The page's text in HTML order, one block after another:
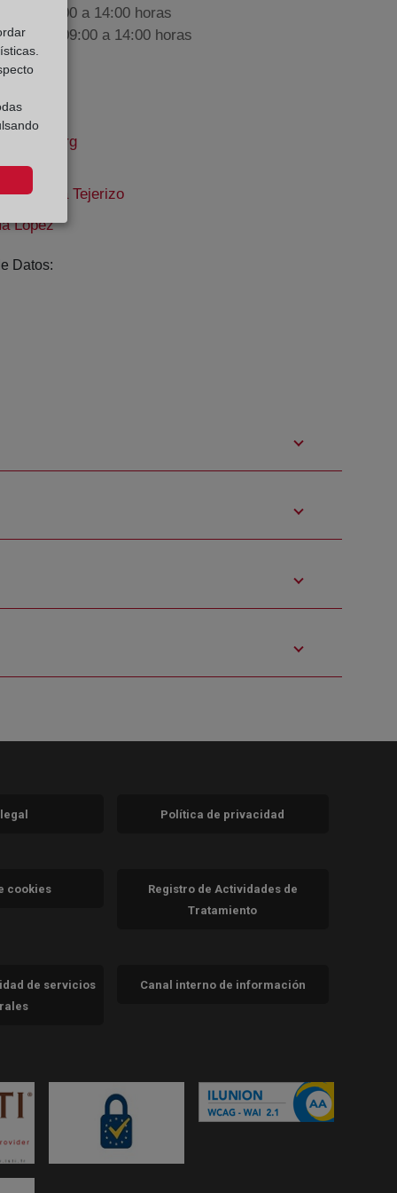
de 09:00 a 14:00 horas
de 09:00 a 14:00 horas
Taboada Tejerizo
López
Datos:
Política de privacidad
cookies
Registro de Actividades de
Tratamiento
de servicios
Canal interno de información